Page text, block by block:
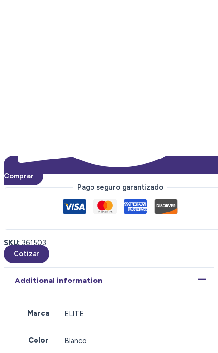
Comprar
Pago seguro garantizado
SKU: 361503
Cotizar
Additional information
Marca ELITE
Color Blanco